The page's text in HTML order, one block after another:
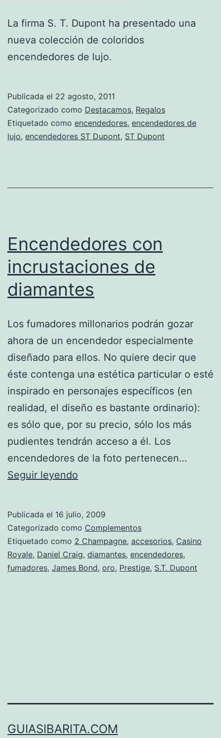
La firma S. T. Dupont ha presentado una
nueva colección de coloridos
encendedores de lujo.
Publicada el 22 agosto, 2011
Categorizado como Destacamos, Regalos
Etiquetado como encendedores, encendedores de
lujo, encendedores ST Dupont, ST Dupont
Encendedores con
incrustaciones de
diamantes
Los fumadores millonarios podrán gozar
ahora de un encendedor especialmente
diseñado para ellos. No quiere decir que
éste contenga una estética particular o esté
inspirado en personajes específicos (en
realidad, el diseño es bastante ordinario):
es sólo que, por su precio, sólo los más
pudientes tendrán acceso a él. Los
encendedores de la foto pertenecen…
Seguir leyendo
de
diamantes
Publicada el 16 julio, 2009
Categorizado como Complementos
Etiquetado como 2 Champagne, accesorios, Casino
Royale, Daniel Craig, diamantes, encendedores,
fumadores, James Bond, oro, Prestige, S.T. Dupont
GUIASIBARITA.COM